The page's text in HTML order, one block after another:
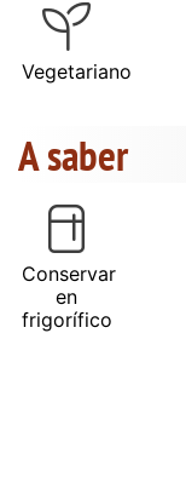
Vegetariano
A saber
Conservar
en
frigorífico